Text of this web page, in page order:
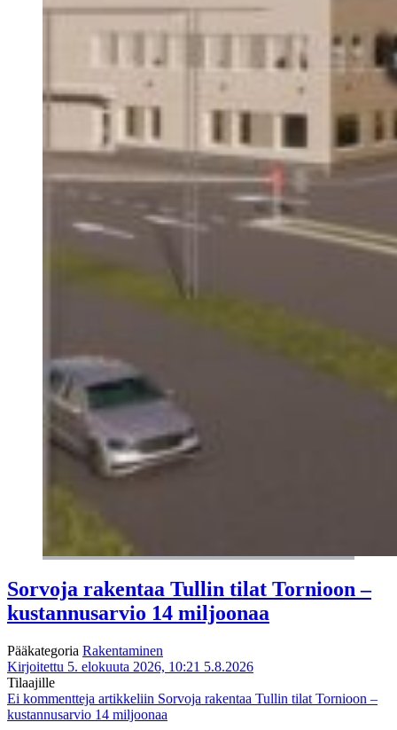
Sorvoja rakentaa Tullin tilat Tornioon –
kustannusarvio 14 miljoonaa
Pääkategoria Rakentaminen
Kirjoitettu 5. elokuuta 2026, 10:21 5.8.2026
Tilaajille
Ei kommentteja artikkeliin Sorvoja rakentaa Tullin tilat Tornioon –
kustannusarvio 14 miljoonaa